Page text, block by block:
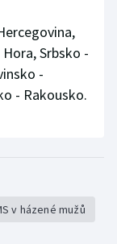
Srbsko -
-
- Rakousko.
v házené mužů